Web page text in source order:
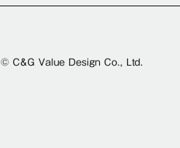
© C&G Value Design Co., Ltd.